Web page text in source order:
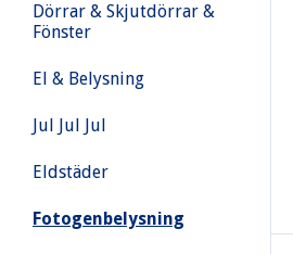
Dörrar & Skjutdörrar &
Fönster
El & Belysning
Jul Jul Jul
Eldstäder
Fotogenbelysning